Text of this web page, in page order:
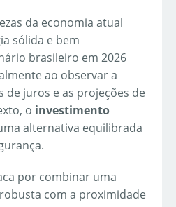
da economia atual
sólida e bem
brasileiro em 2026
ao observar a
de juros e as projeções de
o investimento
alternativa equilibrada
por combinar uma
com a proximidade